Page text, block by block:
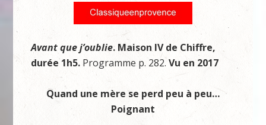
Avant que j’oublie. Maison IV de Chiffre,
durée 1h5. Programme p. 282. Vu en 2017
Quand une mère se perd peu à peu…
Poignant